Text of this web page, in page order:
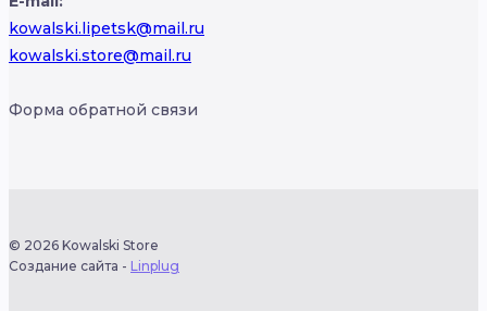
kowalski.lipetsk@mail.ru
kowalski.store@mail.ru
Форма обратной связи
© 2026 Kowalski Store
Создание сайта - Linplug